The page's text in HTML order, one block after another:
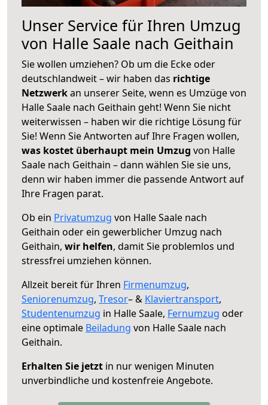
Unser Service für Ihren Umzug
von Halle Saale nach Geithain
Sie wollen umziehen? Ob um die Ecke oder
deutschlandweit – wir haben das richtige
Netzwerkan unserer Seite, wenn es Umzüge von
Halle Saale nach Geithain geht! Wenn Sie nicht
weiterwissen – haben wir die richtige Lösung für
Sie! Wenn Sie Antworten auf Ihre Fragen wollen,
was kostet überhaupt mein Umzug von Halle
Saale nach Geithain – dann wählen Sie sie uns,
denn wir haben immer die passende Antwort auf
Ihre Fragen parat.
Ob ein Privatumzug von Halle Saale nach
Geithain oder ein gewerblicher Umzug nach
Geithain, wir helfen, damit Sie problemlos und
stressfrei umziehen können.
Allzeit bereit für Ihren Firmenumzug,
Seniorenumzug, Tresor– & Klaviertransport,
Studentenumzug in Halle Saale, Fernumzug oder
eine optimale Beiladung von Halle Saale nach
Geithain.
Erhalten Sie jetzt in nur wenigen Minuten
unverbindliche und kostenfreie Angebote.